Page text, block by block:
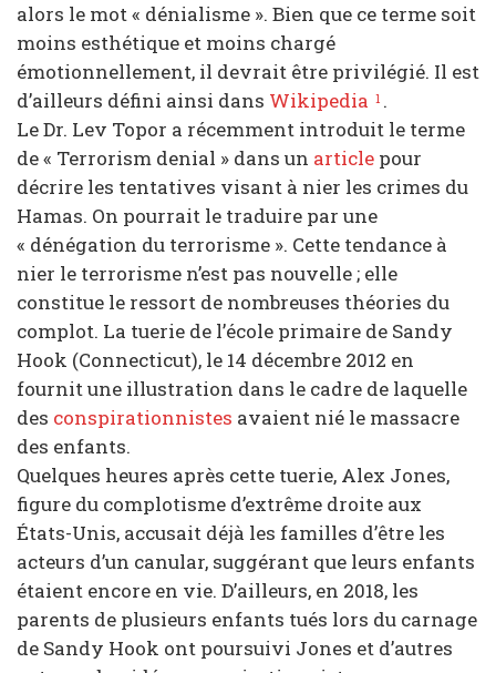
alors le mot « dénialisme ». Bien que ce terme soit
moins esthétique et moins chargé
émotionnellement, il devrait être privilégié. Il est
d’ailleurs défini ainsi dans Wikipedia 1 .
Le Dr. Lev Topor a récemment introduit le terme
de « Terrorism denial » dans un article pour
décrire les tentatives visant à nier les crimes du
Hamas. On pourrait le traduire par une
« dénégation du terrorisme ». Cette tendance à
nier le terrorisme n’est pas nouvelle ; elle
constitue le ressort de nombreuses théories du
complot. La tuerie de l’école primaire de Sandy
Hook (Connecticut), le 14 décembre 2012 en
fournit une illustration dans le cadre de laquelle
des conspirationnistes avaient nié le massacre
des enfants.
Quelques heures après cette tuerie, Alex Jones,
figure du complotisme d’extrême droite aux
États-Unis, accusait déjà les familles d’être les
acteurs d’un canular, suggérant que leurs enfants
étaient encore en vie. D’ailleurs, en 2018, les
parents de plusieurs enfants tués lors du carnage
de Sandy Hook ont poursuivi Jones et d’autres